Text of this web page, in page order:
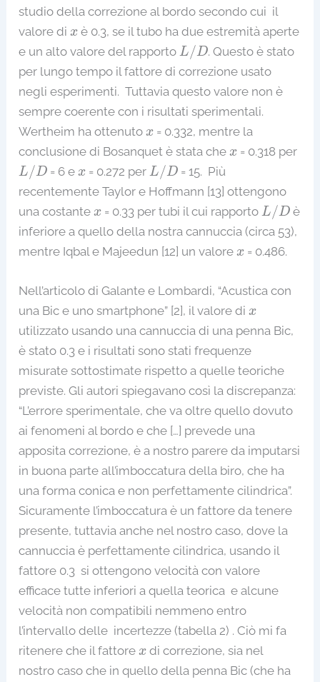
studio della correzione al bordo secondo cui il
valore dix
x è 0.3, se il tubo ha due estremità aperte
e un alto valore del rapportoL /D
L / D. Questo è stato
per lungo tempo il fattore di correzione usato
negli esperimenti. Tuttavia questo valore non è
sempre coerente con i risultati sperimentali.
Wertheim ha ottenutox
x = 0.332, mentre la
conclusione di Bosanquet è stata chex
x = 0.318 per
L /D
L / D = 6 ex
x = 0.272 perL /D
L / D = 15. Più
recentemente Taylor e Hoffmann [13] ottengono
una costantex
x = 0.33 per tubi il cui rapportoL /D
L / D è
inferiore a quello della nostra cannuccia (circa 53),
mentre Iqbal e Majeedun [12] un valorex
x = 0.486.
Nell’articolo di Galante e Lombardi, “Acustica con
una Bic e uno smartphone” [2], il valore dix
x
utilizzato usando una cannuccia di una penna Bic,
è stato 0.3 e i risultati sono stati frequenze
misurate sottostimate rispetto a quelle teoriche
previste. Gli autori spiegavano così la discrepanza:
“L’errore sperimentale, che va oltre quello dovuto
ai fenomeni al bordo e che […] prevede una
apposita correzione, è a nostro parere da imputarsi
in buona parte all’imboccatura della biro, che ha
una forma conica e non perfettamente cilindrica”.
Sicuramente l’imboccatura è un fattore da tenere
presente, tuttavia anche nel nostro caso, dove la
cannuccia è perfettamente cilindrica, usando il
fattore 0.3 si ottengono velocità con valore
efficace tutte inferiori a quella teorica e alcune
velocità non compatibili nemmeno entro
l’intervallo delle incertezze (tabella 2) . Ciò mi fa
ritenere che il fattorex
x di correzione, sia nel
nostro caso che in quello della penna Bic (che ha